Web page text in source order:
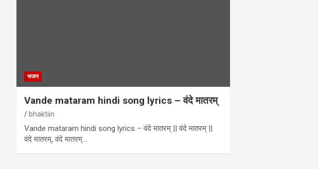
भजन
Vande mataram hindi song lyrics – वंदे मातरम्
bhaktiin
Vande mataram hindi song lyrics – वंदे मातरम् || वंदे मातरम् ||
वंदे मातरम्, वंदे मातरम्…